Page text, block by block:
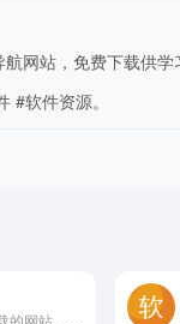
网站，免费下载供
软件资源。